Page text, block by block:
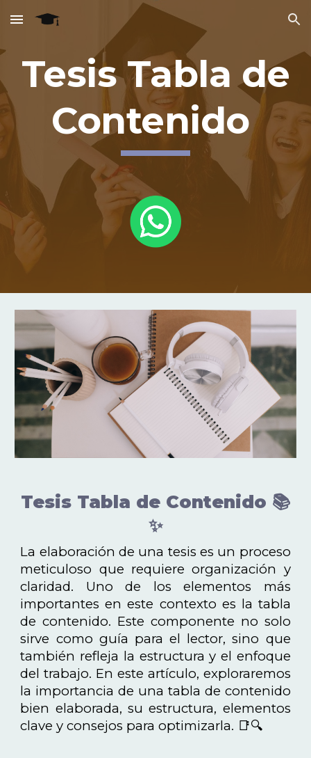
Skip to main content Skip to navigation
Tesis Tabla de
Contenido
Tesis Tabla de Contenido 📚
✨
La elaboración de una tesis es un proceso
meticuloso que requiere organización y
claridad. Uno de los elementos más
importantes en este contexto es la tabla
de contenido. Este componente no solo
sirve como guía para el lector, sino que
también refleja la estructura y el enfoque
del trabajo. En este artículo, exploraremos
la importancia de una tabla de contenido
bien elaborada, su estructura, elementos
clave y consejos para optimizarla. 📑🔍